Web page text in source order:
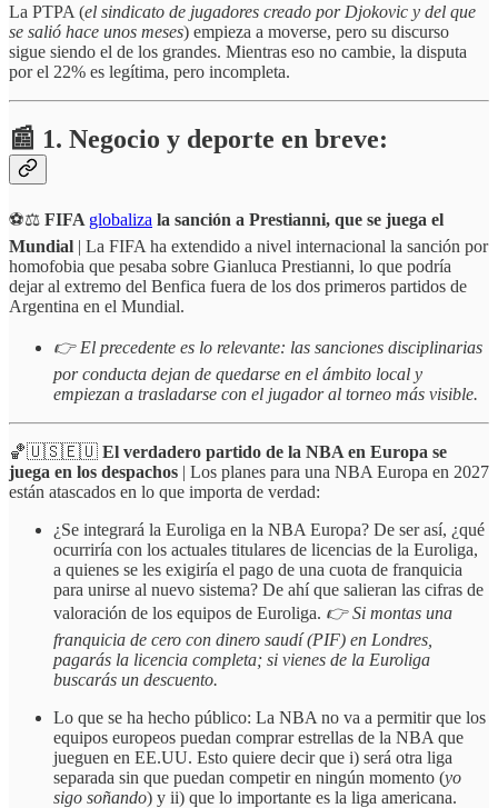
La PTPA (el sindicato de jugadores creado por Djokovic y del que
se salió hace unos meses) empieza a moverse, pero su discurso
sigue siendo el de los grandes. Mientras eso no cambie, la disputa
por el 22% es legítima, pero incompleta.
📰 1. Negocio y deporte en breve:
⚽️⚖️ FIFA globaliza la sanción a Prestianni, que se juega el
Mundial | La FIFA ha extendido a nivel internacional la sanción por
homofobia que pesaba sobre Gianluca Prestianni, lo que podría
dejar al extremo del Benfica fuera de los dos primeros partidos de
Argentina en el Mundial.
👉 El precedente es lo relevante: las sanciones disciplinarias
por conducta dejan de quedarse en el ámbito local y
empiezan a trasladarse con el jugador al torneo más visible.
🏀🇺🇸🇪🇺 El verdadero partido de la NBA en Europa se
juega en los despachos | Los planes para una NBA Europa en 2027
están atascados en lo que importa de verdad:
¿Se integrará la Euroliga en la NBA Europa? De ser así, ¿qué
ocurriría con los actuales titulares de licencias de la Euroliga,
a quienes se les exigiría el pago de una cuota de franquicia
para unirse al nuevo sistema? De ahí que salieran las cifras de
valoración de los equipos de Euroliga. 👉 Si montas una
franquicia de cero con dinero saudí (PIF) en Londres,
pagarás la licencia completa; si vienes de la Euroliga
buscarás un descuento.
Lo que se ha hecho público: La NBA no va a permitir que los
equipos europeos puedan comprar estrellas de la NBA que
jueguen en EE.UU. Esto quiere decir que i) será otra liga
separada sin que puedan competir en ningún momento (yo
sigo soñando) y ii) que lo importante es la liga americana.